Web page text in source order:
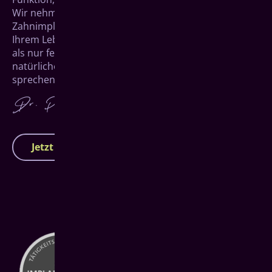
Wir nehmen uns Zeit für Sie und entwickeln
Zahnimplantate für Haiger, die perfekt zu Ihnen und
Ihrem Leben passen. Denn am Ende geht es um mehr
als nur feste Zähne – es geht darum, mit einem
natürlichen Zahnersatz wieder unbeschwert lachen,
sprechen und genießen zu können.
Jetzt Termin vereinbaren